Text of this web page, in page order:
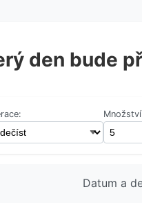
den bude
Datum a